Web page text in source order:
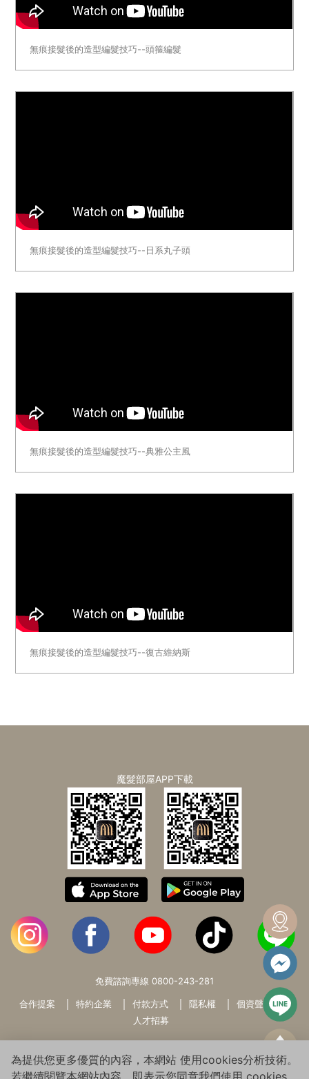
無痕接髮後的造型編髮技巧--頭箍編髮
無痕接髮後的造型編髮技巧--日系丸子頭
無痕接髮後的造型編髮技巧--典雅公主風
無痕接髮後的造型編髮技巧--復古維納斯
魔髮部屋APP下載
免費諮詢專線 0800-243-281
合作提案 特約企業 付款方式 隱私權
個資聲明
人才招募
為提供您更多優質的內容，本網站 使用cookies分析技術。
若繼續閱覽本網站內容，即表示您同意我們使用 cookies，